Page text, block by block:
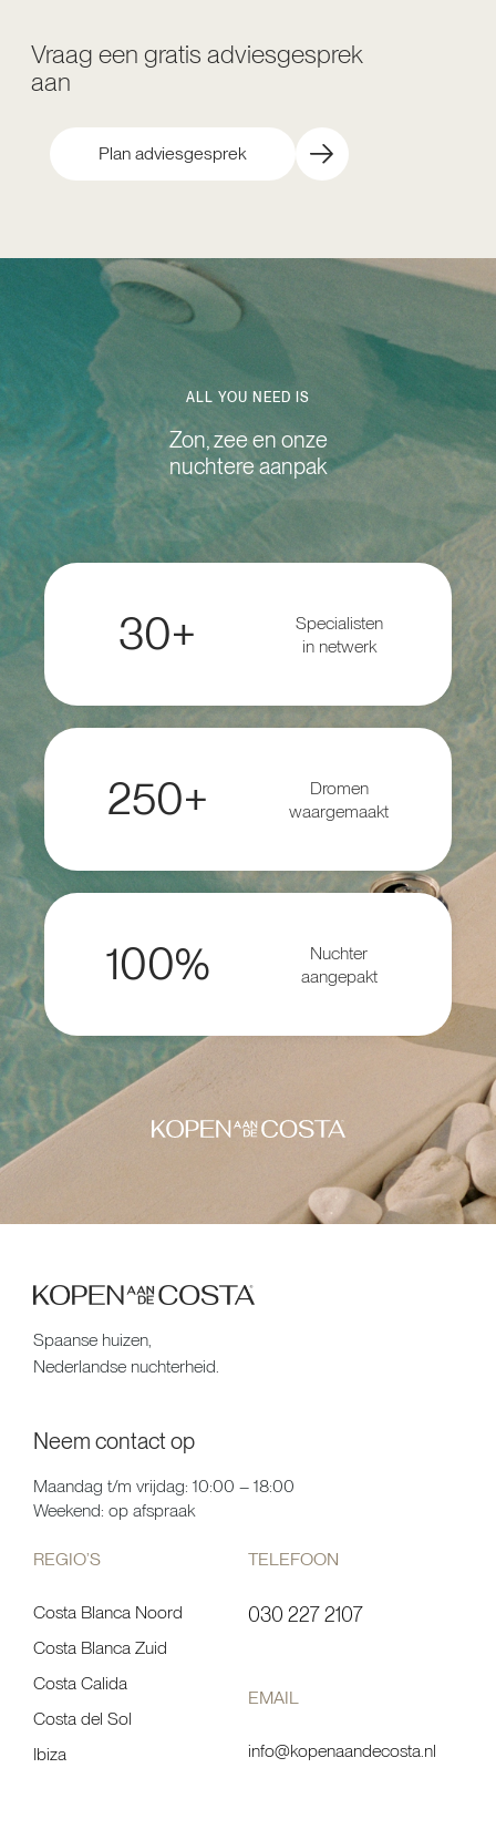
Vraag een gratis adviesgesprek
aan
Plan adviesgesprek
ALL YOU NEED IS
Zon, zee en onze
nuchtere aanpak
30+
Specialisten
in netwerk
250+
Dromen
waargemaakt
100%
Nuchter
aangepakt
Spaanse huizen,
Nederlandse nuchterheid.
Neem contact op
Maandag t/m vrijdag: 10:00 – 18:00
Weekend: op afspraak
REGIO’S
Costa Blanca Noord
Costa Blanca Zuid
Costa Calida
Costa del Sol
Ibiza
TELEFOON
030 227 2107
EMAIL
info@kopenaandecosta.nl